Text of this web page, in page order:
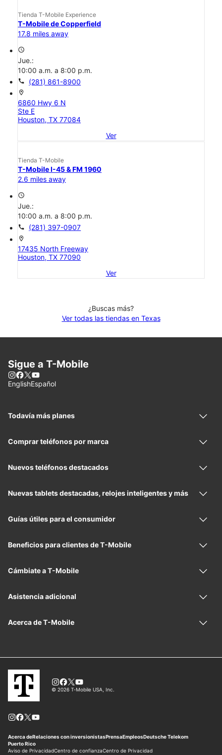
Tienda T-Mobile Experience
T-Mobile de Copperfield
17.8 miles away
access_time
Jue.:
10:00 a.m. a 8:00 p.m.
call (281) 861-8900
location_on
6860 Hwy 6 N
Ste E
Houston, TX 77084
Ver
Tienda T-Mobile
T-Mobile I-45 & FM 1960
2.6 miles away
access_time
Jue.:
10:00 a.m. a 8:00 p.m.
call (281) 397-0907
location_on
17435 North Freeway
Houston, TX 77090
Ver
¿Buscas más?
Ver todas las tiendas en Texas